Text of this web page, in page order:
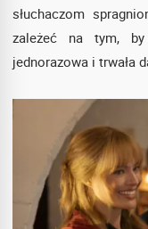
słuchaczom
zależeć na tym, by
jednorazowa i trwała